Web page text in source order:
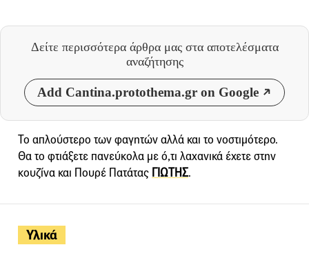
Δείτε περισσότερα άρθρα μας στα αποτελέσματα
αναζήτησης
Add Cantina.protothema.gr on Google
Υλικά
Το απλούστερο των φαγητών αλλά και το νοστιμότερο.
Θα το φτιάξετε πανεύκολα με ό,τι λαχανικά έχετε στην
κουζίνα και Πουρέ Πατάτας ΓΙΩΤΗΣ.